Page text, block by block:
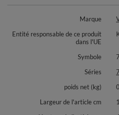
comme dans des looks plus habillés.
Polyvalent, il s’associe à un jean, une
durable tout au long de la journée.
silhouettes superposées et
Marque
Entité responsable de ce produit
dans l'UE
Symbole
Séries
poids net (kg)
Largeur de l'article cm